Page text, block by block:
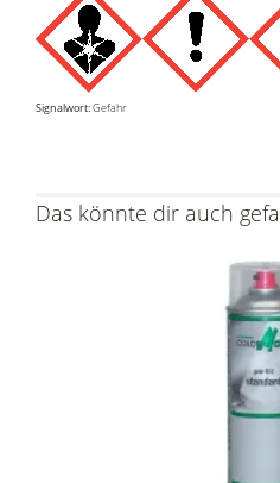
Signalwort:Gefahr
Das könnte dir auch